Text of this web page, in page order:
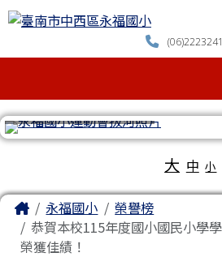
跳至主內容區
臺南市中西區永福國小
(06)2223241
大 中 小
主內容區域
Home永福國小
榮譽榜
恭賀本校115年度國小國民小學
榮獲佳績！
頁尾區域